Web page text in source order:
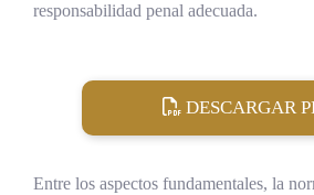
responsabilidad penal adecuada.
DESCARGAR
Entre los aspectos fundamentales, la